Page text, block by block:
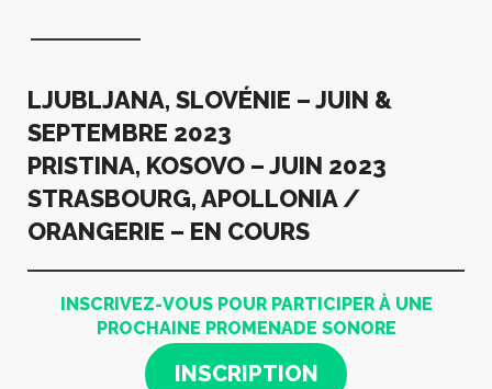
LJUBLJANA, SLOVÉNIE – JUIN &
SEPTEMBRE 2023
PRISTINA, KOSOVO – JUIN 2023
STRASBOURG, APOLLONIA /
ORANGERIE – EN COURS
INSCRIVEZ-VOUS POUR PARTICIPER À UNE
PROCHAINE PROMENADE SONORE
INSCRIPTION